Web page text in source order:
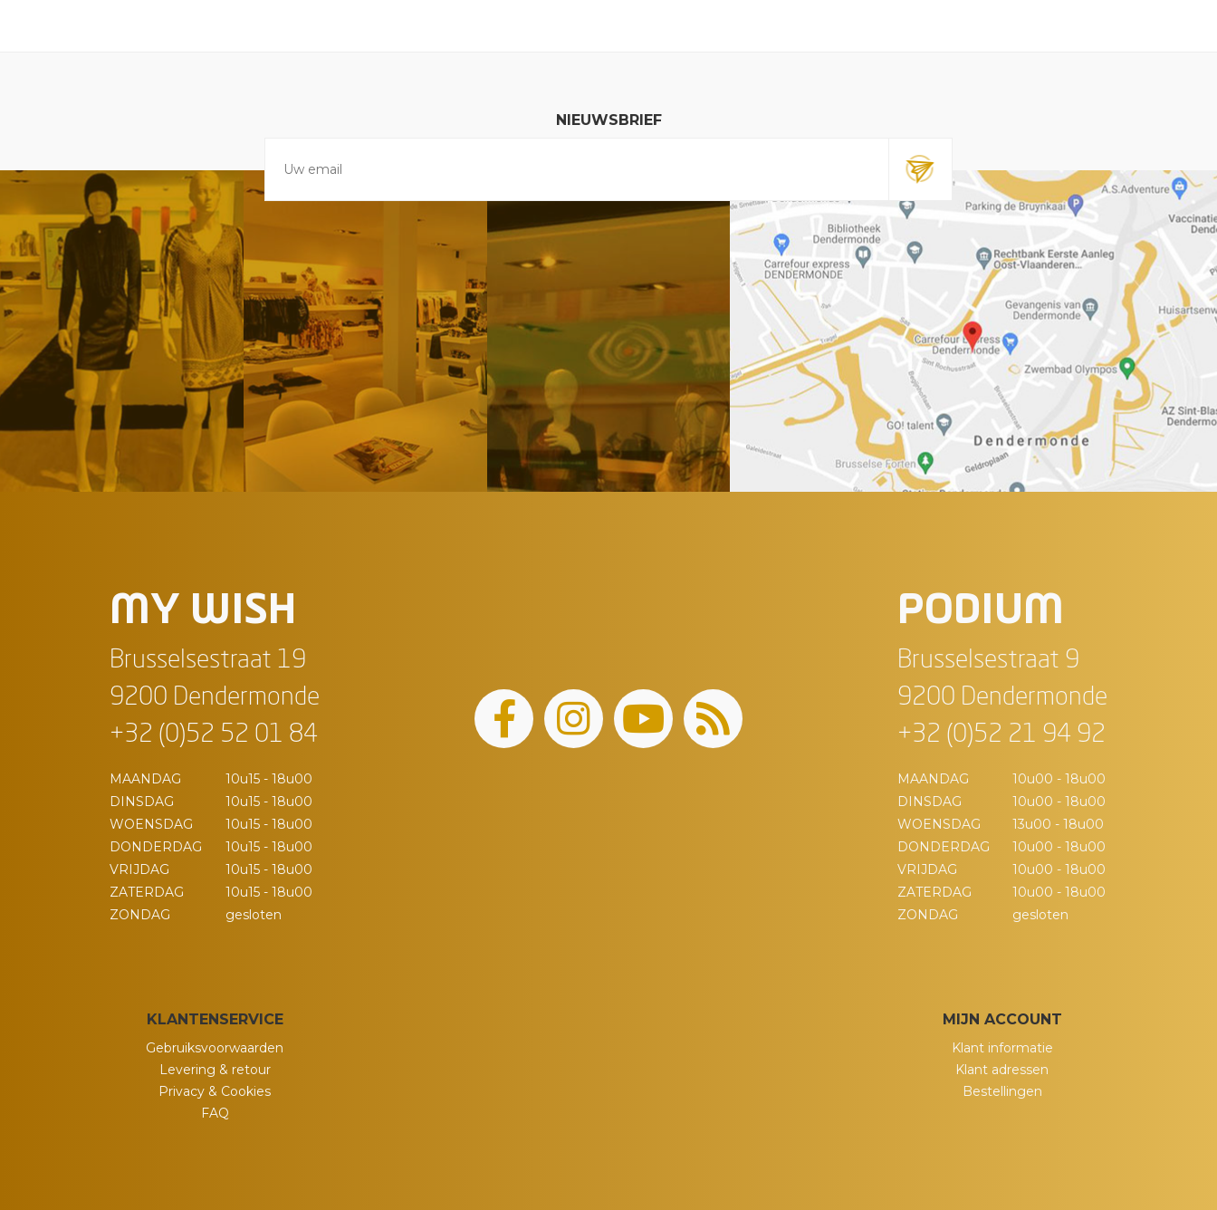
NIEUWSBRIEF
MY WISH
Brusselsestraat 19
9200 Dendermonde
+32 (0)52 52 01 84
MAANDAG
10u15 - 18u00
DINSDAG
10u15 - 18u00
WOENSDAG
10u15 - 18u00
DONDERDAG
10u15 - 18u00
VRIJDAG
10u15 - 18u00
ZATERDAG
10u15 - 18u00
ZONDAG
gesloten
PODIUM
Brusselsestraat 9
9200 Dendermonde
+32 (0)52 21 94 92
MAANDAG
10u00 - 18u00
DINSDAG
10u00 - 18u00
WOENSDAG
13u00 - 18u00
DONDERDAG
10u00 - 18u00
VRIJDAG
10u00 - 18u00
ZATERDAG
10u00 - 18u00
ZONDAG
gesloten
KLANTENSERVICE
Gebruiksvoorwaarden
Levering & retour
Privacy & Cookies
FAQ
MIJN ACCOUNT
Klant informatie
Klant adressen
Bestellingen